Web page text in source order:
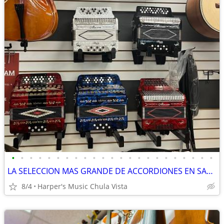
• • • • • • • • • • • • • • • • • • • • • • •
LA SELECCION MAS GRANDE DE ACCORDIONES EN SAN DIEGO!
8/4 Harper's Music Chula Vista